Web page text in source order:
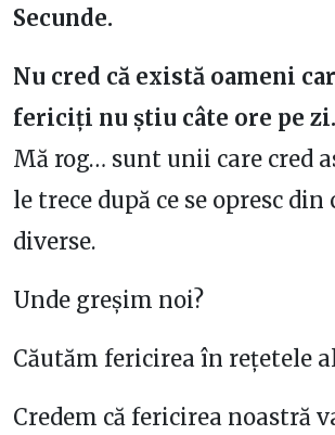
Secunde.
Nu cred că există oameni
fericiți nu știu câte ore pe zi.
Mă rog… sunt unii care cred
le trece după ce se opresc
diverse.
Unde greșim noi?
Căutăm fericirea în rețetele
Credem că fericirea noastră